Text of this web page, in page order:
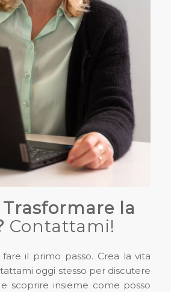
la
Contattami!
il primo passo. Crea la vita
oggi stesso per discutere
scoprire insieme come posso